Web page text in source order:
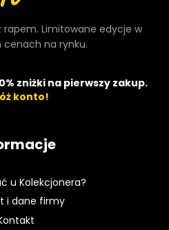
rapem. Limitowane edycje w
cenach na rynku.
zniżki na pierwszy zakup.
konto!
u Kolekcjonera?
i dane firmy